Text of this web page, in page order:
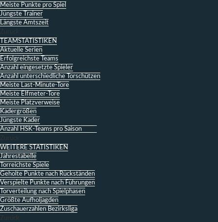
Meiste Punkte pro Spiel
Jüngste Trainer
Längste Amtszeit
Zurück
TEAMSTATISTIKEN
Aktuelle Serien
Erfolgreichste Teams
Anzahl eingesetzte Spieler
Anzahl unterschiedliche Torschützen
Meiste Last-Minute-Tore
Meiste Elfmeter-Tore
Meiste Platzverweise
Kadergrößen
Jüngste Kader
Anzahl HSK-Teams pro Saison
Zurück
WEITERE STATISTIKEN
Jahrestabelle
Torreichste Spiele
Geholte Punkte nach Rückständen
Verspielte Punkte nach Führungen
Torverteilung nach Spielphasen
Größte Aufholjagden
Zuschauerzahlen Bezirksliga
Zurück